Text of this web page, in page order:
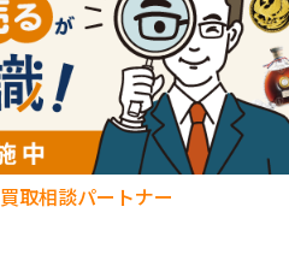
買取相談パートナー